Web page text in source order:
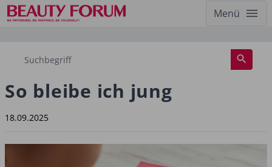
Menü
So bleibe ich jung
18.09.2025